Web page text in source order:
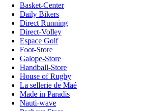
Basket-Center
Daily Bikers
Direct Running
Direct-Volley
Espace Golf
Foot-Store
Galope-Store
Handball-Store
House of Rugby
La sellerie de Maé
Made in Paradis
Nauti-wave